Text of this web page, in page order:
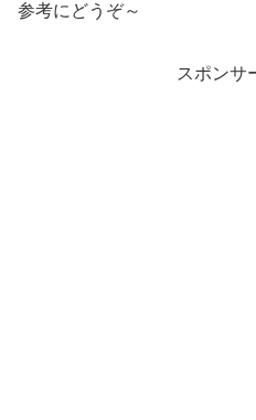
参考にどうぞ～
スポンサ